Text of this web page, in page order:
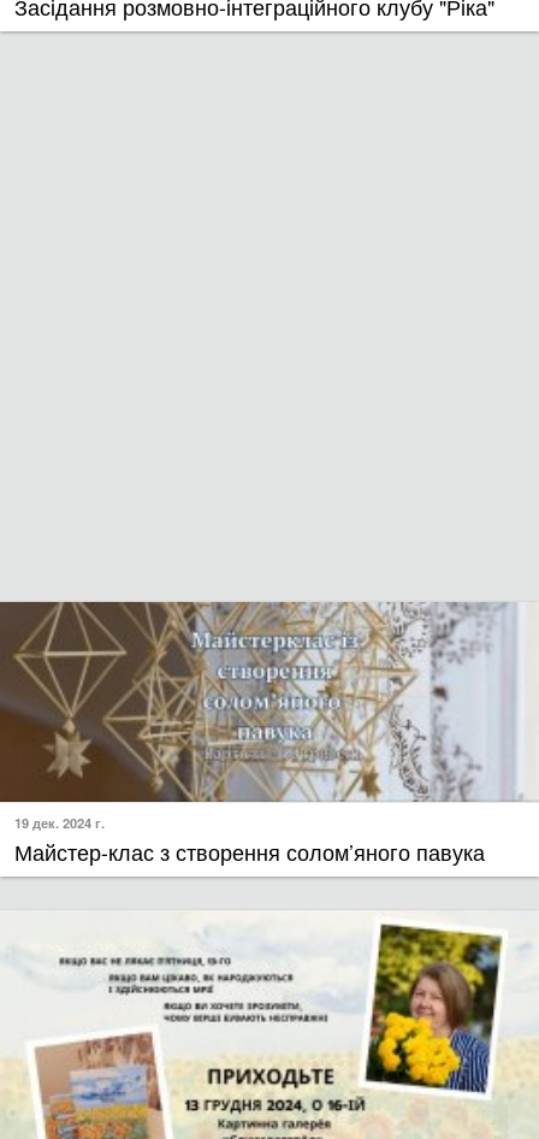
Засідання розмовно-інтеграційного клубу "Ріка"
19 дек. 2024 г.
​Майстер-клас з створення солом’яного павука